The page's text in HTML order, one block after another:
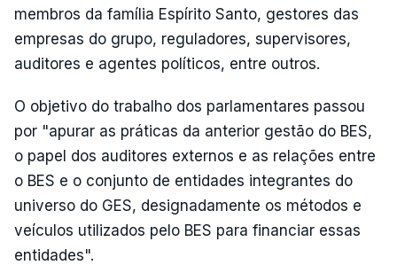
membros da família Espírito Santo, gestores das
empresas do grupo, reguladores, supervisores,
auditores e agentes políticos, entre outros.
O objetivo do trabalho dos parlamentares passou
por "apurar as práticas da anterior gestão do BES,
o papel dos auditores externos e as relações entre
o BES e o conjunto de entidades integrantes do
universo do GES, designadamente os métodos e
veículos utilizados pelo BES para financiar essas
entidades".